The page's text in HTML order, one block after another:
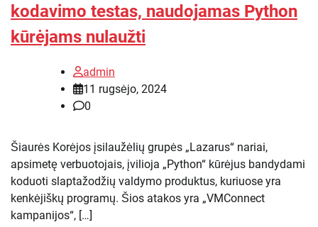
kodavimo testas, naudojamas Python
kūrėjams nulaužti
admin
11 rugsėjo, 2024
0
Šiaurės Korėjos įsilaužėlių grupės „Lazarus“ nariai,
apsimetę verbuotojais, įvilioja „Python“ kūrėjus bandydami
koduoti slaptažodžių valdymo produktus, kuriuose yra
kenkėjiškų programų. Šios atakos yra „VMConnect
kampanijos“, […]